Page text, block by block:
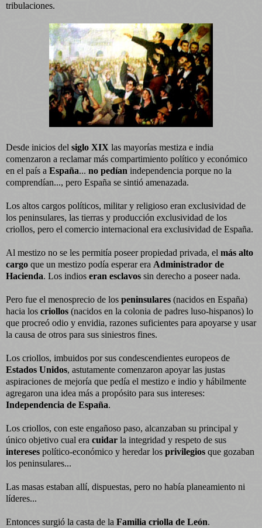
tribulaciones.
Desde inicios del siglo XIX las mayorías mestiza e india
comenzaron a reclamar más compartimiento político y económico
en el país a España... no pedían independencia porque no la
comprendían..., pero España se sintió amenazada.
Los altos cargos políticos, militar y religioso eran exclusividad de
los peninsulares, las tierras y producción exclusividad de los
criollos, pero el comercio internacional era exclusividad de España.
Al mestizo no se les permitía poseer propiedad privada, el más alto
cargo que un mestizo podía esperar era Administrador de
Hacienda. Los indios eran esclavos sin derecho a poseer nada.
Pero fue el menosprecio de los peninsulares (nacidos en España)
hacia los criollos (nacidos en la colonia de padres luso-hispanos) lo
que procreó odio y envidia, razones suficientes para apoyarse y usar
la causa de otros para sus siniestros fines.
Los criollos, imbuidos por sus condescendientes europeos de
Estados Unidos, astutamente comenzaron apoyar las justas
aspiraciones de mejoría que pedía el mestizo e indio y hábilmente
agregaron una idea más a propósito para sus intereses:
Independencia de España.
Los criollos, con este engañoso paso, alcanzaban su principal y
único objetivo cual era cuidar la integridad y respeto de sus
intereses político-económico y heredar los privilegios que gozaban
los peninsulares...
Las masas estaban allí, dispuestas, pero no había planeamiento ni
líderes...
Entonces surgió la casta de la Familia criolla de León.